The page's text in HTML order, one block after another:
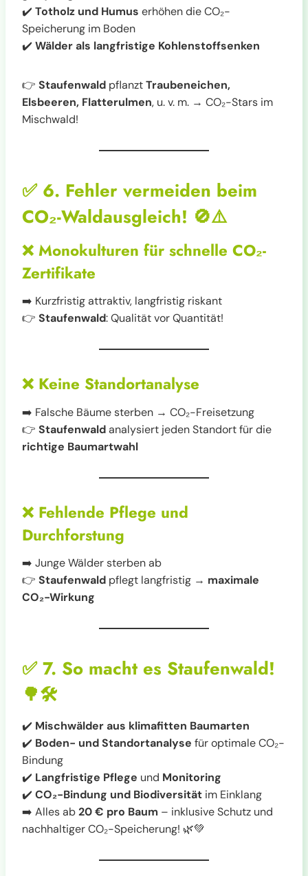
✔️ Totholz und Humus erhöhen die CO₂-
Speicherung im Boden
✔️ Wälder als langfristige Kohlenstoffsenken
👉 Staufenwald pflanztTraubeneichen,
Elsbeeren, Flatterulmen, u. v. m. → CO₂-Stars im
Mischwald!
✅ 6. Fehler vermeiden beim
CO₂-Waldausgleich! 🚫⚠️
❌ Monokulturen für schnelle CO₂-
Zertifikate
➡️ Kurzfristig attraktiv, langfristig riskant
👉 Staufenwald: Qualität vor Quantität!
❌ Keine Standortanalyse
➡️ Falsche Bäume sterben → CO₂-Freisetzung
👉 Staufenwaldanalysiert jeden Standort für die
richtige Baumartwahl
❌ Fehlende Pflege und
Durchforstung
➡️ Junge Wälder sterben ab
👉 Staufenwald pflegt langfristig → maximale
CO₂-Wirkung
✅7. So macht es Staufenwald!
🌳🛠️
✔️ Mischwälder aus klimafitten Baumarten
✔️ Boden- und Standortanalyse für optimale CO₂-
Bindung
✔️ Langfristige Pflege und Monitoring
✔️ CO₂-Bindung und Biodiversität im Einklang
➡️ Alles ab20 € pro Baum – inklusive Schutz und
nachhaltiger CO₂-Speicherung! 🌿💚